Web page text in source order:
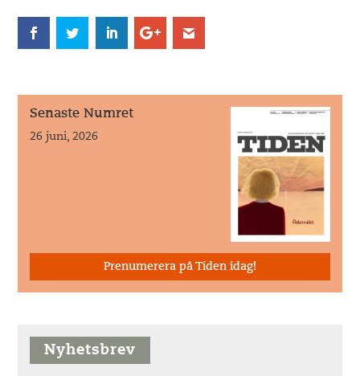
Senaste Numret
26 juni, 2026
Prenumerera på Tiden idag!
Nyhetsbrev